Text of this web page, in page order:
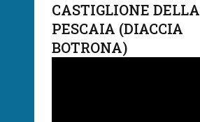
CASTIGLIONE DELLA
PESCAIA (DIACCIA
BOTRONA)